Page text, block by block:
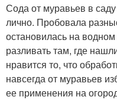
Сода от муравьев в
лично. Пробовала
остановилась на
разливать там, где
нравится то, что
навсегда от муравьев
ее применения на